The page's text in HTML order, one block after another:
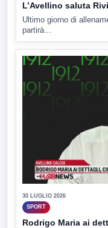
L’Avellino saluta
Ultimo giorno di
partirà...
30 LUGLIO 2026
SPORT
Rodrigo Maria ai